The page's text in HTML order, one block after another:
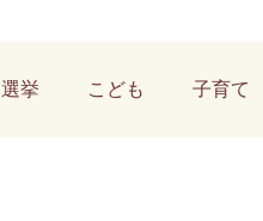
選挙 こども 子育て